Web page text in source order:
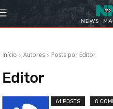
Início Autores Posts por Editor
Editor
61 POSTS 0